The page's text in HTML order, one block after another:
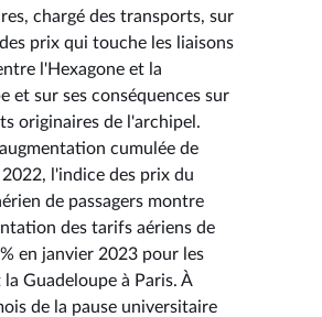
chargé des transports, sur
prix qui touche les liaisons
l'Hexagone et la
et sur ses conséquences sur
originaires de l'archipel.
cumulée de
l'indice des prix du
de passagers montre
des tarifs aériens de
en janvier 2023 pour les
Guadeloupe à Paris. À
de la pause universitaire